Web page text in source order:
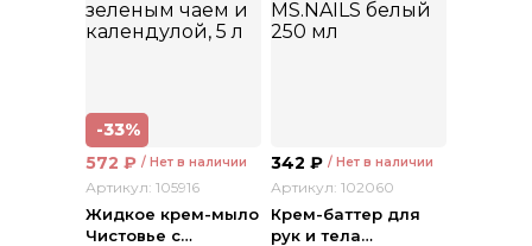
-33%
572 ₽ / Нет в наличии
Артикул: 105916
Жидкое крем-мыло
Чистовье с…
342 ₽ / Нет в наличии
Артикул: 102060
Крем-баттер для
рук и тела…